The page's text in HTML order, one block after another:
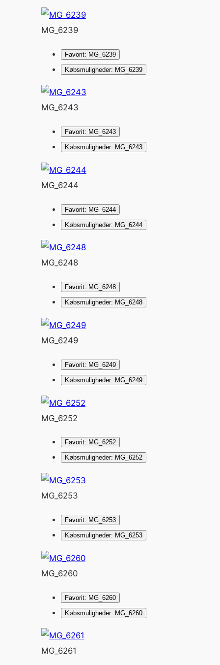
MG_6239
Favorit: MG_6239
Købsmuligheder: MG_6239
MG_6243
Favorit: MG_6243
Købsmuligheder: MG_6243
MG_6244
Favorit: MG_6244
Købsmuligheder: MG_6244
MG_6248
Favorit: MG_6248
Købsmuligheder: MG_6248
MG_6249
Favorit: MG_6249
Købsmuligheder: MG_6249
MG_6252
Favorit: MG_6252
Købsmuligheder: MG_6252
MG_6253
Favorit: MG_6253
Købsmuligheder: MG_6253
MG_6260
Favorit: MG_6260
Købsmuligheder: MG_6260
MG_6261